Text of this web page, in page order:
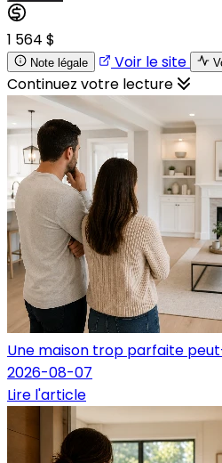
1 564 $
Note légale Voir le site
Continuez votre lecture
Une maison trop parfaite
2026-08-07
Lire l'article